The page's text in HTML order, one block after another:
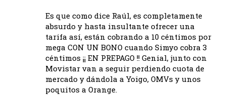
Es que como dice Raúl, es completamente
absurdo y hasta insultante ofrecer una
tarifa así, están cobrando a 10 céntimos por
mega CON UN BONO cuando Simyo cobra 3
céntimos ¡¡ EN PREPAGO !! Genial, junto con
Movistar van a seguir perdiendo cuota de
mercado y dándola a Yoigo, OMVs y unos
poquitos a Orange.